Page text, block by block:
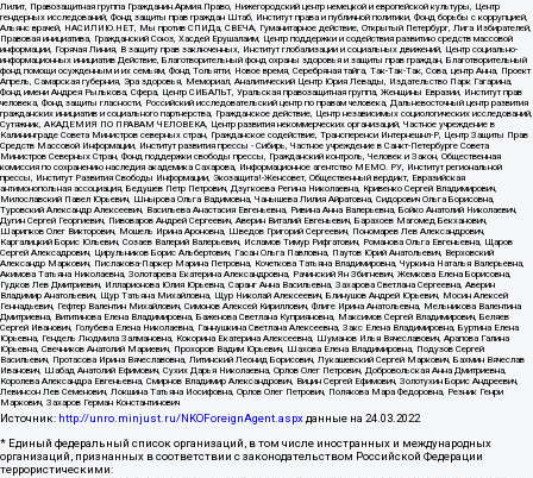
Лилит, Правозащитная группа Гражданин.Армия.Право, Нижегородский центр немецкой и европейской культуры, Центр
гендерных исследований, Фонд защиты прав граждан Штаб, Институт права и публичной политики, Фонд борьбы с коррупцией,
Альянс врачей, НАСИЛИЮ.НЕТ, Мы против СПИДа, СВЕЧА, Гуманитарное действие, Открытый Петербург, Лига Избирателей,
Правовая инициатива, Гражданский Союз, Хасдей Ерушалаим, Центр поддержки и содействия развитию средств массовой
информации, Горячая Линия, В защиту прав заключенных, Институт глобализации и социальных движений, Центр социально-
информационных инициатив Действие, Благотворительный фонд охраны здоровья и защиты прав граждан, Благотворительный
фонд помощи осужденным и их семьям, Фонд Тольятти, Новое время, Серебряная тайга, Так-Так-Так, Сова, центр Анна, Проект
Апрель, Самарская губерния, Эра здоровья, Мемориал, Аналитический Центр Юрия Левады, Издательство Парк Гагарина,
Фонд имени Андрея Рылькова, Сфера, Центр СИБАЛЬТ, Уральская правозащитная группа, Женщины Евразии, Институт прав
человека, Фонд защиты гласности, Российский исследовательский центр по правам человека, Дальневосточный центр развития
гражданских инициатив и социального партнерства, Гражданское действие, Центр независимых социологических исследований,
Сутяжник, АКАДЕМИЯ ПО ПРАВАМ ЧЕЛОВЕКА, Центр развития некоммерческих организаций, Частное учреждение в
Калининграде Совета Министров северных стран, Гражданское содействие, Трансперенси Интернешнл-Р, Центр Защиты Прав
Средств Массовой Информации, Институт развития прессы - Сибирь, Частное учреждение в Санкт-Петербурге Совета
Министров Северных Стран, Фонд поддержки свободы прессы, Гражданский контроль, Человек и Закон, Общественная
комиссия по сохранению наследия академика Сахарова, Информационное агентство МЕМО. РУ, Институт региональной
прессы, Институт Развития Свободы Информации, Экозащита!-Женсовет, Общественный вердикт, Евразийская
антимонопольная ассоциация, Бедушев Петр Петрович, Дзугкоева Регина Николаевна, Кривенко Сергей Владимирович,
Милославский Павел Юрьевич, Шнырова Ольга Вадимовна, Чанышева Лилия Айратовна, Сидорович Ольга Борисовна,
Туровский Александр Алексеевич, Васильева Анастасия Евгеньевна, Ривина Анна Валерьевна, Бойко Анатолий Николаевич,
Дугин Сергей Георгиевич, Пивоваров Андрей Сергеевич, Аверин Виталий Евгеньевич, Барахоев Магомед Бекханович,
Шарипков Олег Викторович, Мошель Ирина Ароновна, Шведов Григорий Сергеевич, Пономарев Лев Александрович,
Каргалицкий Борис Юльевич, Созаев Валерий Валерьевич, Исламов Тимур Рифгатович, Романова Ольга Евгеньевна, Щаров
Сергей Алексадрович, Цирульников Борис Альбертович, Гасан Ольга Павловна, Паутов Юрий Анатольевич, Верховский
Александр Маркович, Пислакова-Паркер Марина Петровна, Кочеткова Татьяна Владимировна, Чуркина Наталья Валерьевна,
Акимова Татьяна Николаевна, Золотарева Екатерина Александровна, Рачинский Ян Збигневич, Жемкова Елена Борисовна,
Гудков Лев Дмитриевич, Илларионова Юлия Юрьевна, Саранг Анна Васильевна, Захарова Светлана Сергеевна, Аверин
Владимир Анатольевич, Щур Татьяна Михайловна, Щур Николай Алексеевич, Блинушов Андрей Юрьевич, Мосин Алексей
Геннадьевич, Гефтер Валентин Михайлович, Симонов Алексей Кириллович, Флиге Ирина Анатольевна, Мельникова Валентина
Дмитриевна, Вититинова Елена Владимировна, Баженова Светлана Куприяновна, Максимов Сергей Владимирович, Беляев
Сергей Иванович, Голубева Елена Николаевна, Ганнушкина Светлана Алексеевна, Закс Елена Владимировна, Буртина Елена
Юрьевна, Гендель Людмила Залмановна, Кокорина Екатерина Алексеевна, Шуманов Илья Вячеславович, Арапова Галина
Юрьевна, Свечников Анатолий Мариевич, Прохоров Вадим Юрьевич, Шахова Елена Владимировна, Подузов Сергей
Васильевич, Протасова Ирина Вячеславовна, Литинский Леонид Борисович, Лукашевский Сергей Маркович, Бахмин Вячеслав
Иванович, Шабад Анатолий Ефимович, Сухих Дарья Николаевна, Орлов Олег Петрович, Добровольская Анна Дмитриевна,
Королева Александра Евгеньевна, Смирнов Владимир Александрович, Вицин Сергей Ефимович, Золотухин Борис Андреевич,
Левинсон Лев Семенович, Локшина Татьяна Иосифовна, Орлов Олег Петрович, Полякова Мара Федоровна, Резник Генри
Маркович, Захаров Герман Константинович
Источник: http://unro.minjust.ru/NKOForeignAgent.aspxданные на 24.03.2022
* Единый федеральный список организаций, в том числе иностранных и международных
организаций, признанных в соответствии с законодательством Российской Федерации
террористическими: